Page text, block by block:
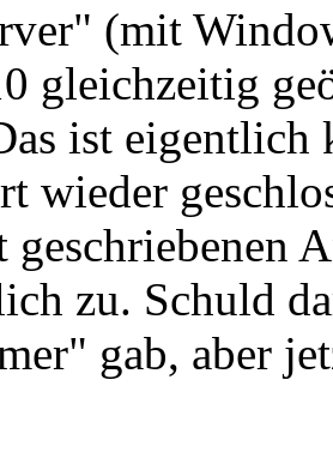
(mit
gleichzeitig
ist eigentlich
wieder
zu. Schuld
gab, aber